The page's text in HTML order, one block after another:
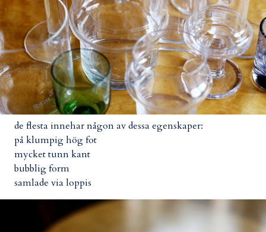
de flesta innehar någon av dessa egenskaper:
på klumpig hög fot
mycket tunn kant
bubblig form
samlade via loppis